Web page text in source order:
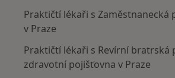
Praktičtí lékaři s Zaměstnanecká
v Praze
Praktičtí lékaři s Revírní bratrská
zdravotní pojišťovna v Praze